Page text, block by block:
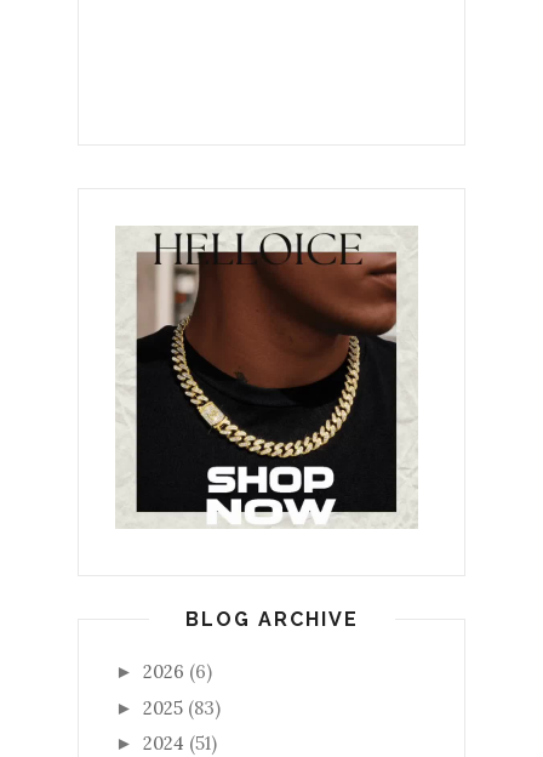
BLOG ARCHIVE
► 2026 (6)
► 2025 (83)
► 2024 (51)